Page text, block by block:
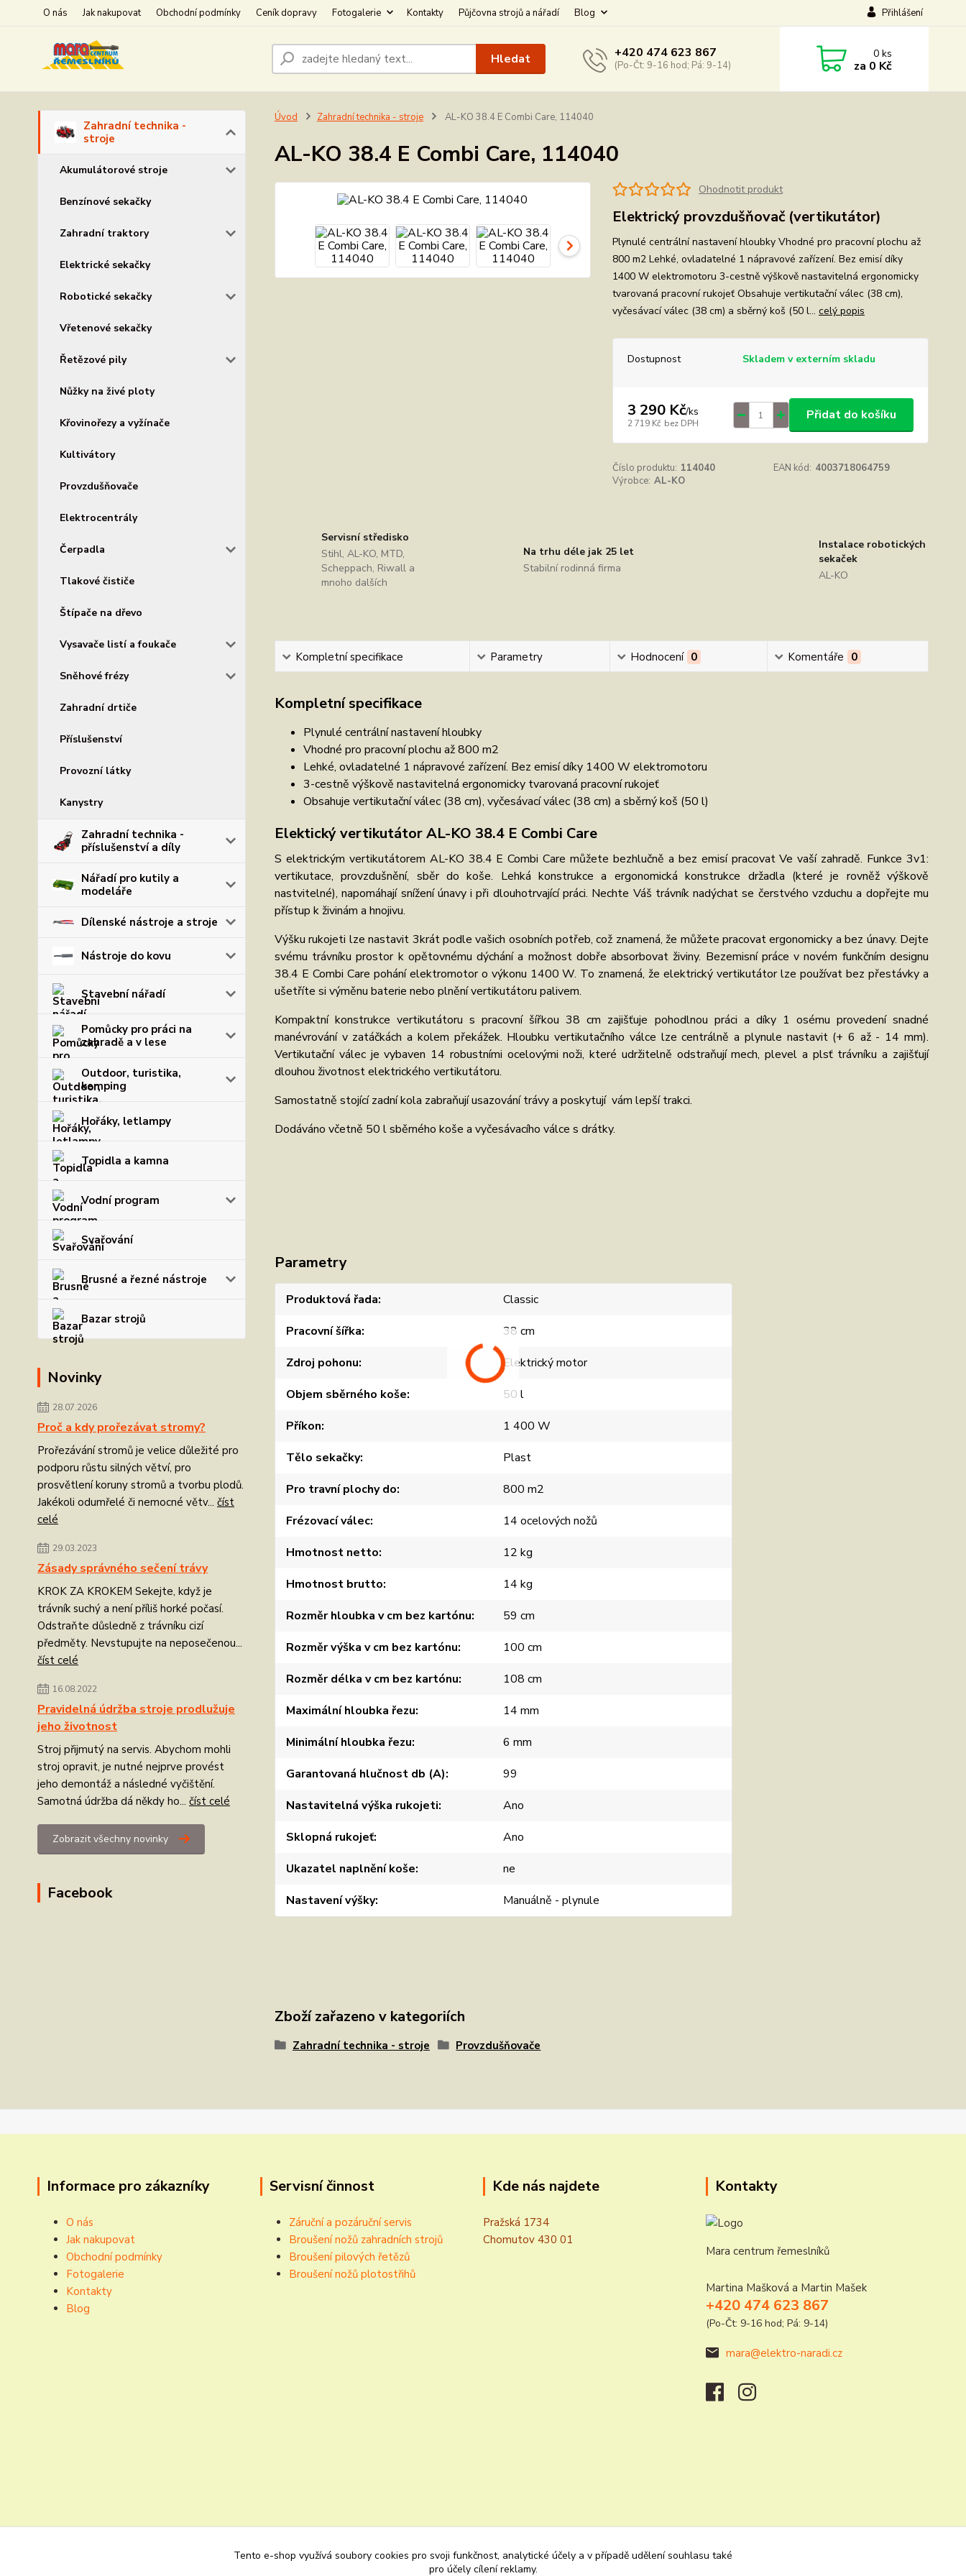
O nás Jak nakupovat Obchodní podmínky Ceník dopravy Fotogalerie Kontakty Půjčovna strojů a nářadí Blog Přihlášení
Hledat +420 474 623 867
(Po-Čt: 9-16 hod; Pá: 9-14)
0ks
za 0 Kč
Zahradní technika -
stroje
Akumulátorové stroje
Benzínové sekačky
Zahradní traktory
Elektrické sekačky
Robotické sekačky
Vřetenové sekačky
Řetězové pily
Nůžky na živé ploty
Křovinořezy a vyžínače
Kultivátory
Provzdušňovače
Elektrocentrály
Čerpadla
Tlakové čističe
Štípače na dřevo
Vysavače listí a foukače
Sněhové frézy
Zahradní drtiče
Příslušenství
Provozní látky
Kanystry
Zahradní technika -
příslušenství a díly
Nářadí pro kutily a
modeláře
Dílenské nástroje a stroje
Nástroje do kovu
Stavební nářadí
Pomůcky pro práci na
zahradě a v lese
Outdoor, turistika,
kemping
Hořáky, letlampy
Topidla a kamna
Vodní program
Svařování
Brusné a řezné nástroje
Bazar strojů
Novinky
28.07.2026
Proč a kdy prořezávat stromy?
Prořezávání stromů je velice důležité pro
podporu růstu silných větví, pro
prosvětlení koruny stromů a tvorbu plodů.
Jakékoli odumřelé či nemocné větv... číst
celé
29.03.2023
Zásady správného sečení trávy
KROK ZA KROKEM Sekejte, když je
trávník suchý a není příliš horké počasí.
Odstraňte důsledně z trávníku cizí
předměty. Nevstupujte na neposečenou...
číst celé
16.08.2022
Pravidelná údržba stroje prodlužuje
jeho životnost
Stroj přijmutý na servis. Abychom mohli
stroj opravit, je nutné nejprve provést
jeho demontáž a následné vyčištění.
Samotná údržba dá někdy ho... číst celé
Zobrazit všechny novinky
Facebook
Úvod Zahradní technika - stroje AL-KO 38.4 E Combi Care, 114040
AL-KO 38.4 E Combi Care, 114040
Ohodnotit produkt
Elektrický provzdušňovač (vertikutátor)
Plynulé centrální nastavení hloubky Vhodné pro pracovní plochu až
800 m2 Lehké, ovladatelné 1 nápravové zařízení. Bez emisí díky
1400 W elektromotoru 3-cestně výškově nastavitelná ergonomicky
tvarovaná pracovní rukojeť Obsahuje vertikutační válec (38 cm),
vyčesávací válec (38 cm) a sběrný koš (50 l... celý popis
Dostupnost Skladem v externím skladu
3 290 Kč/ks
2 719 Kč bez DPH
Přidat do košíku
Číslo produktu: 114040 EAN kód: 4003718064759
Výrobce: AL-KO
Servisní středisko
Stihl, AL-KO, MTD,
Scheppach, Riwall a
mnoho dalších
Na trhu déle jak 25 let
Stabilní rodinná firma
Instalace robotických
sekaček
AL-KO
Kompletní specifikace Parametry Hodnocení 0 Komentáře 0
Kompletní specifikace
Plynulé centrální nastavení hloubky
Vhodné pro pracovní plochu až 800 m2
Lehké, ovladatelné 1 nápravové zařízení. Bez emisí díky 1400 W elektromotoru
3-cestně výškově nastavitelná ergonomicky tvarovaná pracovní rukojeť
Obsahuje vertikutační válec (38 cm), vyčesávací válec (38 cm) a sběrný koš (50 l)
Elektický vertikutátor AL-KO 38.4 E Combi Care
S elektrickým vertikutátorem AL-KO 38.4 E Combi Care můžete bezhlučně a bez emisí pracovat Ve vaší zahradě. Funkce 3v1:
vertikutace, provzdušnění, sběr do koše. Lehká konstrukce a ergonomická konstrukce držadla (které je rovněž výškově
nastvitelné), napomáhají snížení únavy i při dlouhotrvající práci. Nechte Váš trávník nadýchat se čerstvého vzduchu a dopřejte mu
přístup k živinám a hnojivu.
Výšku rukojeti lze nastavit 3krát podle vašich osobních potřeb, což znamená, že můžete pracovat ergonomicky a bez únavy. Dejte
svému trávníku prostor k opětovnému dýchání a možnost dobře absorbovat živiny. Bezemisní práce v novém funkčním designu
38.4 E Combi Care pohání elektromotor o výkonu 1400 W. To znamená, že elektrický vertikutátor lze používat bez přestávky a
ušetříte si výměnu baterie nebo plnění vertikutátoru palivem.
Kompaktní konstrukce vertikutátoru s pracovní šířkou 38 cm zajišťuje pohodlnou práci a díky 1 osému provedení snadné
manévrování v zatáčkách a kolem překážek. Hloubku vertikutačního válce lze centrálně a plynule nastavit (+ 6 až - 14 mm).
Vertikutační válec je vybaven 14 robustními ocelovými noži, které udržitelně odstraňují mech, plevel a plsť trávníku a zajišťují
dlouhou životnost elektrického vertikutátoru.
Samostatně stojící zadní kola zabraňují usazování trávy a poskytují vám lepší trakci.
Dodáváno včetně 50 l sběrného koše a vyčesávacího válce s drátky.
Parametry
Produktová řada
Classic
Pracovní šířka
38 cm
Zdroj pohonu
Elektrický motor
Objem sběrného koše
50 l
Příkon
1 400 W
Tělo sekačky
Plast
Pro travní plochy do
800 m2
Frézovací válec
14 ocelových nožů
Hmotnost netto
12 kg
Hmotnost brutto
14 kg
Rozměr hloubka v cm bez kartónu
59 cm
Rozměr výška v cm bez kartónu
100 cm
Rozměr délka v cm bez kartónu
108 cm
Maximální hloubka řezu
14 mm
Minimální hloubka řezu
6 mm
Garantovaná hlučnost db (A)
99
Nastavitelná výška rukojeti
Ano
Sklopná rukojeť
Ano
Ukazatel naplnění koše
ne
Nastavení výšky
Manuálně - plynule
Zboží zařazeno v kategoriích
Zahradní technika - stroje Provzdušňovače
Informace pro zákazníky
O nás
Jak nakupovat
Obchodní podmínky
Fotogalerie
Kontakty
Blog
Servisní činnost
Záruční a pozáruční servis
Broušení nožů zahradních strojů
Broušení pilových řetězů
Broušení nožů plotostřihů
Kde nás najdete
Pražská 1734
Chomutov 430 01
Kontakty
Mara centrum řemeslníků
Martina Mašková a Martin Mašek
+420 474 623 867
(Po-Čt: 9-16 hod; Pá: 9-14)
mara@elektro-naradi.cz
Tento e-shop využívá soubory cookies pro svoji funkčnost, analytické účely a v případě udělení souhlasu také
pro účely cílení reklamy.